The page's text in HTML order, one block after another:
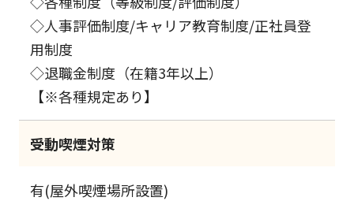
◇人事評価制度/キャリア教育制度/正社員登
用制度
◇退職金制度（在籍3年以上）
【※各種規定あり】
受動喫煙対策
有(屋外喫煙場所設置)